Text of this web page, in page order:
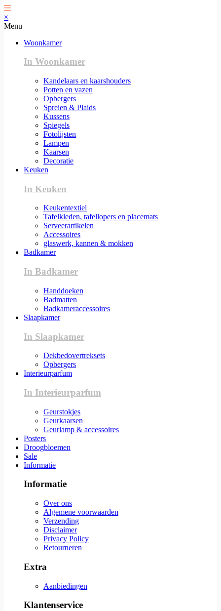
×
Menu
Woonkamer
In Woonkamer
Kandelaars en kaarshouders
Potten en vazen
Opbergers
Spreien & Plaids
Kussens
Spiegels
Fotolijsten
Lampen
Kaarsen
Decoratie
Keuken
In Keuken
Keukentextiel
Tafelkleden, tafellopers en placemats
Serveerartikelen
Accessoires
glaswerk, kannen & mokken
Badkamer
In Badkamer
Handdoeken
Badmatten
Badkameraccessoires
Slaapkamer
In Slaapkamer
Dekbedovertreksets
Opbergers
Interieurparfum
In Interieurparfum
Geurstokjes
Geurkaarsen
Geurlamp & accessoires
Posters
Droogbloemen
Sale
Informatie
Informatie
Over ons
Algemene voorwaarden
Verzending
Disclaimer
Privacy Policy
Retourneren
Extra
Aanbiedingen
Klantenservice